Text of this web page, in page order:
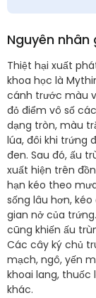
Nguyên nhân
Thiệt hại xuất
khoa học là
cánh trước màu
đỏ điểm vô số
dạng tròn, màu
lúa, đôi khi trứng
đen. Sau đó, ấu
xuất hiện trên
hạn kéo theo
sống lâu hơn,
gian nở của
cũng khiến ấu
Các cây ký chủ
mạch, ngô, yến
khoai lang, thuốc
khác.